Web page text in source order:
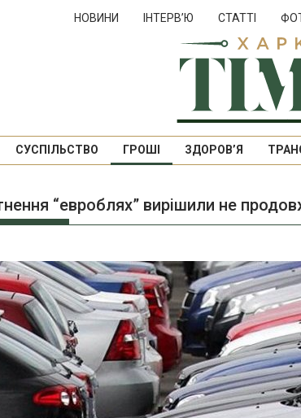
НОВИНИ ІНТЕРВ’Ю СТАТТІ
СУСПІЛЬСТВО ГРОШІ ЗДОРОВ’Я
“евроблях” вирішили не